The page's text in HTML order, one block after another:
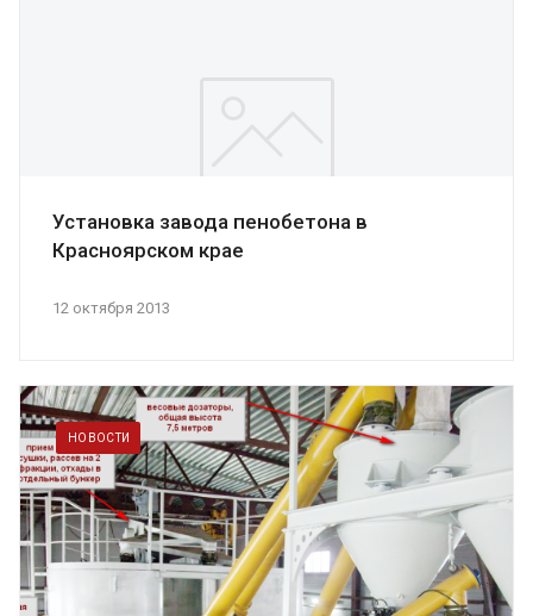
Установка завода пенобетона в
Красноярском крае
12 октября 2013
НОВОСТИ